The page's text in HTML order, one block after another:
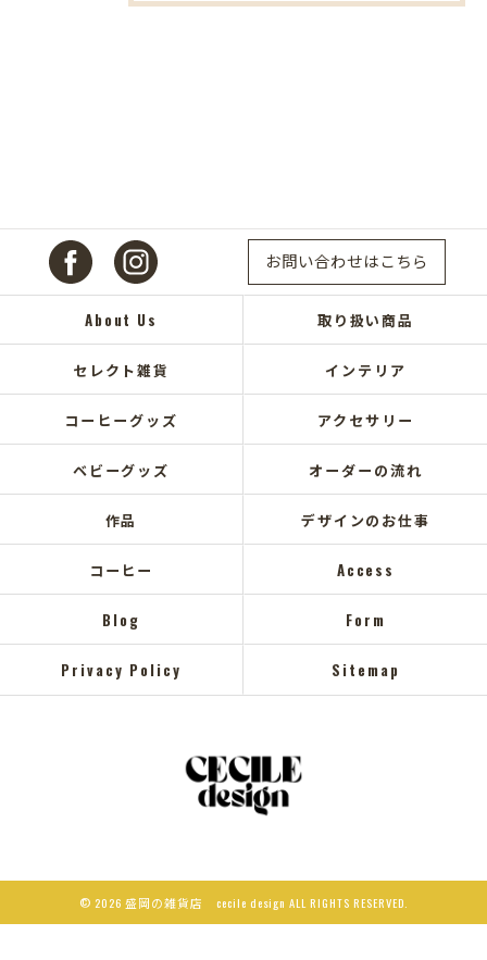
お問い合わせはこちら
About Us 取り扱い商品
セレクト雑貨 インテリア
コーヒーグッズ アクセサリー
ベビーグッズ オーダーの流れ
作品 デザインのお仕事
コーヒー Access
Blog Form
Privacy Policy Sitemap
© 2026 盛岡の雑貨店 cecile design ALL RIGHTS RESERVED.